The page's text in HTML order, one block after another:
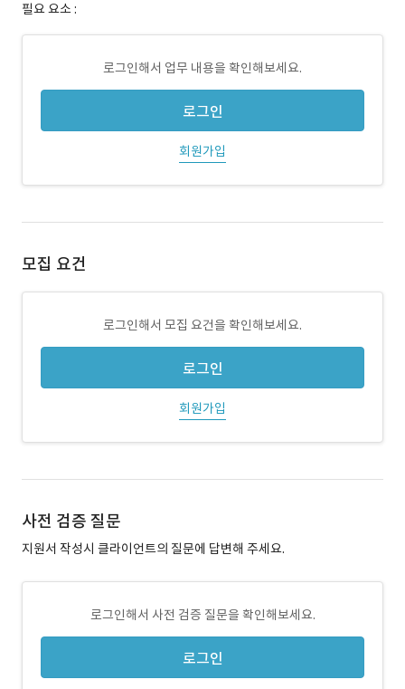
필요 요소 :
로그인해서 업무 내용을 확인해보세요.
로그인
회원가입
모집 요건
로그인해서 모집 요건을 확인해보세요.
로그인
회원가입
사전 검증 질문
지원서 작성시 클라이언트의 질문에 답변해 주세요.
로그인해서 사전 검증 질문을 확인해보세요.
로그인